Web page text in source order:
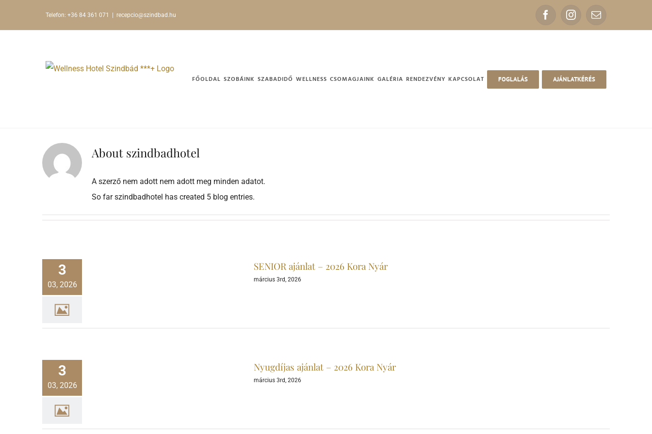
Telefon: +36 84 361 071 recepcio@szindbad.hu FacebookInstagramEmail:
FŐOLDAL SZOBÁINK SZABADIDŐ WELLNESS CSOMAGJAINK GALÉRIA RENDEZVÉNY KAPCSOLAT FOGLALÁS AJÁNLATKÉRÉS
About szindbadhotel
A szerző nem adott nem adott meg minden adatot.
So far szindbadhotel has created 5 blog entries.
3
03, 2026
SENIOR ajánlat – 2026 Kora Nyár
március 3rd, 2026
3
03, 2026
Nyugdíjas ajánlat – 2026 Kora Nyár
március 3rd, 2026